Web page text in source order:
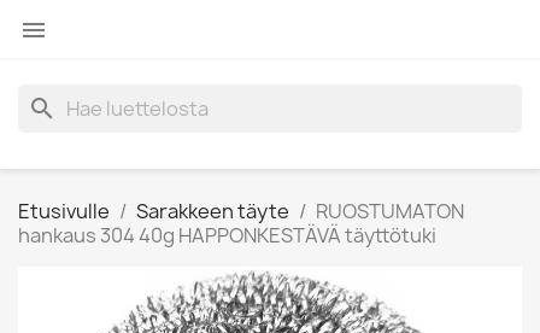

search
Etusivulle Sarakkeen täyte
RUOSTUMATON
hankaus 304 40g HAPPONKESTÄVÄ täyttötuki